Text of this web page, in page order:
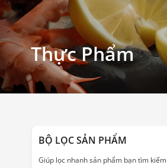
Thực Phẩm
BỘ LỌC SẢN PHẨM
Giúp lọc nhanh sản phẩm bạn tìm kiếm